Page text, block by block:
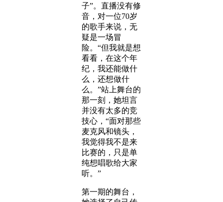
子”。直播没有修
音，对一位70岁
的歌手来说，无
疑是一场冒
险。“但我就是想
看看，在这个年
纪，我还能做什
么，还想做什
么。”站上舞台的
那一刻，她坦言
并没有太多的竞
技心，“面对那些
麦克风和镜头，
我觉得我不是来
比赛的，只是单
纯想唱歌给大家
听。”
第一期的舞台，